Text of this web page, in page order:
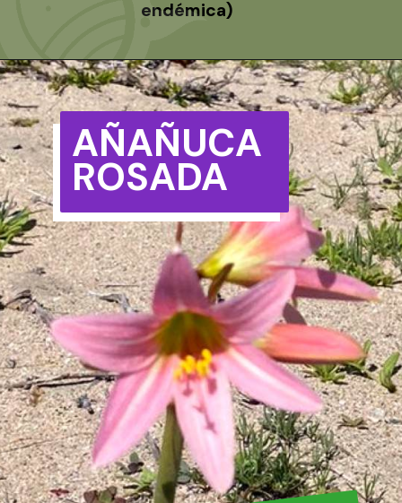
endémica)
AÑAÑUCA
ROSADA